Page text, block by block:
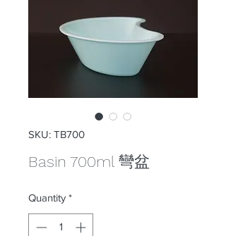
SKU: TB700
Basin 700ml 彎盆
Quantity *